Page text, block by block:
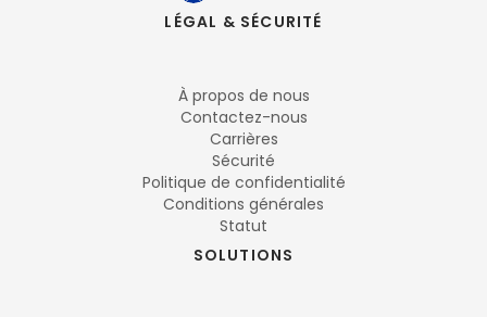
LÉGAL & SÉCURITÉ
À propos de nous
Contactez-nous
Carrières
Sécurité
Politique de confidentialité
Conditions générales
Statut
SOLUTIONS